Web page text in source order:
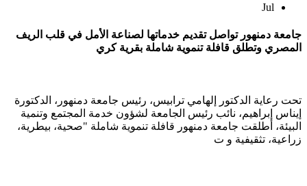
Jul
جامعة دمنهور تواصل تقديم خدماتها لصناعة الأمل في قلب الريف
المصري وتطلق قافلة تنموية شاملة بقرية كري
تحت رعاية الدكتور إلهامي ترابيس، رئيس جامعة دمنهور، الدكتورة
إيناس إبراهيم، نائب رئيس الجامعة لشؤون خدمة المجتمع وتنمية
البيئة، أطلقت جامعة دمنهور قافلة تنموية شاملة "صحية، بيطرية،
زراعية، تثقيفية و ت